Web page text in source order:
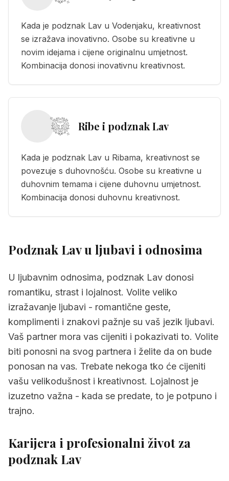
Kada je podznak Lav u Vodenjaku, kreativnost
se izražava inovativno. Osobe su kreativne u
novim idejama i cijene originalnu umjetnost.
Kombinacija donosi inovativnu kreativnost.
Ribe i podznak Lav
Kada je podznak Lav u Ribama, kreativnost se
povezuje s duhovnošću. Osobe su kreativne u
duhovnim temama i cijene duhovnu umjetnost.
Kombinacija donosi duhovnu kreativnost.
Podznak Lav u ljubavi i odnosima
U ljubavnim odnosima, podznak Lav donosi
romantiku, strast i lojalnost. Volite veliko
izražavanje ljubavi - romantične geste,
komplimenti i znakovi pažnje su vaš jezik ljubavi.
Vaš partner mora vas cijeniti i pokazivati to. Volite
biti ponosni na svog partnera i želite da on bude
ponosan na vas. Trebate nekoga tko će cijeniti
vašu velikodušnost i kreativnost. Lojalnost je
izuzetno važna - kada se predate, to je potpuno i
trajno.
Karijera i profesionalni život za
podznak Lav